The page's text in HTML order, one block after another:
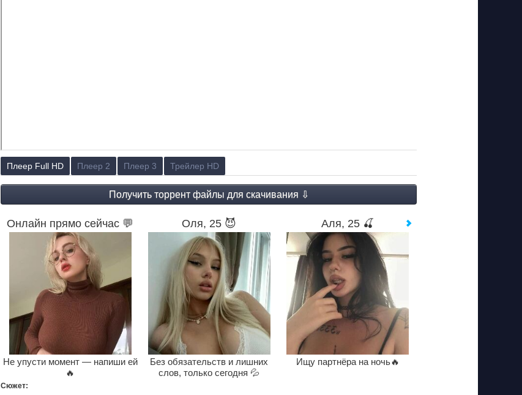
Плеер Full HD Плеер 2 Плеер 3 Трейлер HD
Онлайн прямо сейчас 💬
Не упусти момент — напиши ей
🔥
Оля, 25 😈
Без обязательств и лишних
слов, только сегодня 💦
Аля, 25 🍒
Ищу партнёра на ночь🔥
Сюжет: